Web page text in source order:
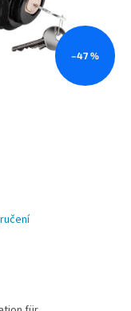
–47 %